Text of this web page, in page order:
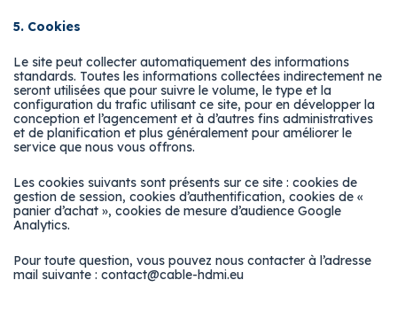
5. Cookies
Le site peut collecter automatiquement des informations
standards. Toutes les informations collectées indirectement ne
seront utilisées que pour suivre le volume, le type et la
configuration du trafic utilisant ce site, pour en développer la
conception et l’agencement et à d’autres fins administratives
et de planification et plus généralement pour améliorer le
service que nous vous offrons.
Les cookies suivants sont présents sur ce site : cookies de
gestion de session, cookies d’authentification, cookies de «
panier d’achat », cookies de mesure d’audience Google
Analytics.
Pour toute question, vous pouvez nous contacter à l’adresse
mail suivante : contact@cable-hdmi.eu